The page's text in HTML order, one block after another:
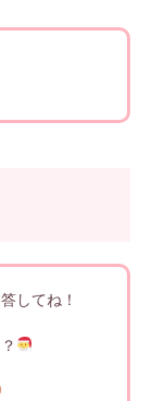
してね！